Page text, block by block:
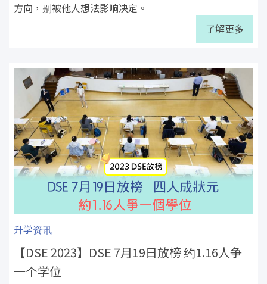
方向，别被他人想法影响决定。
了解更多
升学资讯
【DSE 2023】DSE 7月19日放榜 约1.16人争
一个学位